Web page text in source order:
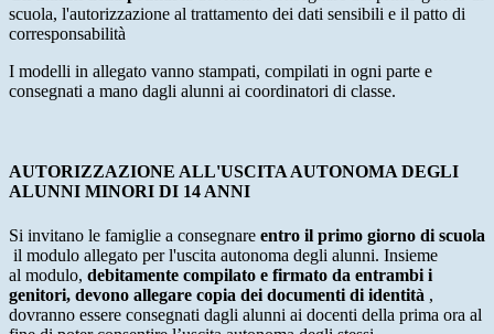
scuola, l'autorizzazione al trattamento dei dati sensibili e il patto di
corresponsabilità
I modelli in allegato vanno stampati, compilati in ogni parte e
consegnati a mano dagli alunni ai coordinatori di classe.
AUTORIZZAZIONE ALL'USCITA AUTONOMA DEGLI
ALUNNI MINORI DI 14 ANNI
Si invitano le famiglie a consegnare entro il primo giorno di scuola
il modulo allegato per l'uscita autonoma degli alunni. Insieme
al modulo, debitamente compilato e firmato da entrambi i
genitori, devono allegare copia dei documenti di identità ,
dovranno essere consegnati dagli alunni ai docenti della prima ora al